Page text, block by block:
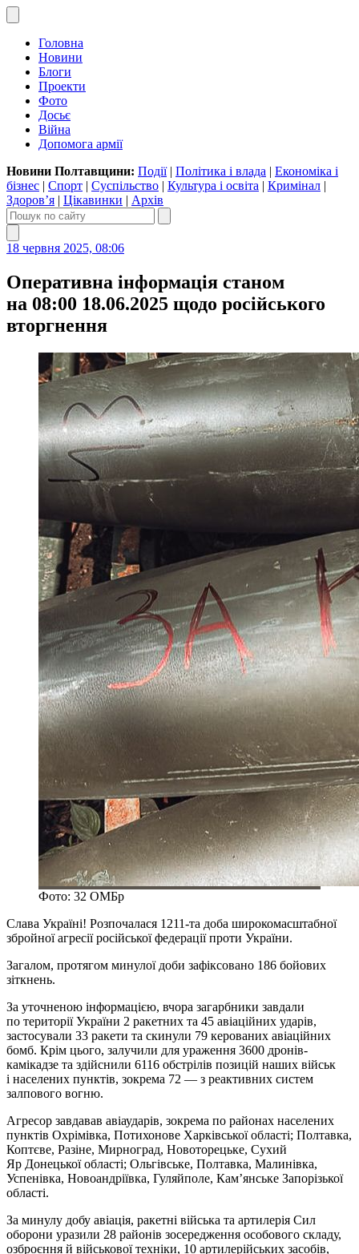
Головна
Новини
Блоги
Проекти
Фото
Досьє
Війна
Допомога армії
Новини Полтавщини: Події| Політика і влада | Економіка і
бізнес | Спорт | Суспільство | Культура і освіта | Кримінал |
Здоров’я | Цікавинки | Архів
18 червня 2025, 08:06
Оперативна інформація станом
на 08:00 18.06.2025 щодо російського
вторгнення
Фото: 32 ОМБр
Слава Україні! Розпочалася 1211-та доба широкомасштабної
збройної агресії російської федерації проти України.
Загалом, протягом минулої доби зафіксовано 186 бойових
зіткнень.
За уточненою інформацією, вчора загарбники завдали
по території України 2 ракетних та 45 авіаційних ударів,
застосували 33 ракети та скинули 79 керованих авіаційних
бомб. Крім цього, залучили для ураження 3600 дронів-
камікадзе та здійснили 6116 обстрілів позицій наших військ
і населених пунктів, зокрема 72 — з реактивних систем
залпового вогню.
Агресор завдавав авіаударів, зокрема по районах населених
пунктів Охрімівка, Потихонове Харківської області; Полтавка,
Коптєве, Разіне, Мирноград, Новоторецьке, Сухий
Яр Донецької області; Ольгівське, Полтавка, Малинівка,
Успенівка, Новоандріївка, Гуляйполе, Кам’янське Запорізької
області.
За минулу добу авіація, ракетні війська та артилерія Сил
оборони уразили 28 районів зосередження особового складу,
озброєння й військової техніки, 10 артилерійських засобів,